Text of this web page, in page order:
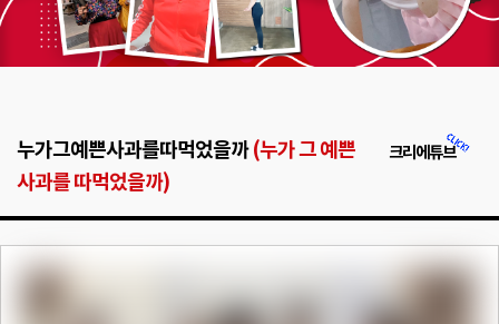
크리에튜브
누가그예쁜사과를따먹었을까(누가 그 예쁜
사과를 따먹었을까)